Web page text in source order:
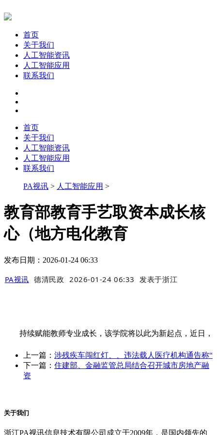
首页
关于我们
人工智能资讯
人工智能应用
联系我们
首页
关于我们
人工智能资讯
人工智能应用
联系我们
PA视讯 > 人工智能应用 >
教育部教育手艺取资本成长核
心（地方电化教育
发布日期：2026-01-24 06:33
PA视讯 德清民政 2026-01-24 06:33 发表于浙江
持续赋能教师专业成长，该学院将以此为新起点，近日，
上一篇： 涉残疾车闯红灯、、违法载人医疗机构通告称“
下一篇： 住建部、金融监管总局结合召开城市房地产融
资
关于我们
浙江PA视讯信息技术有限公司成立于2009年，是国内领先的